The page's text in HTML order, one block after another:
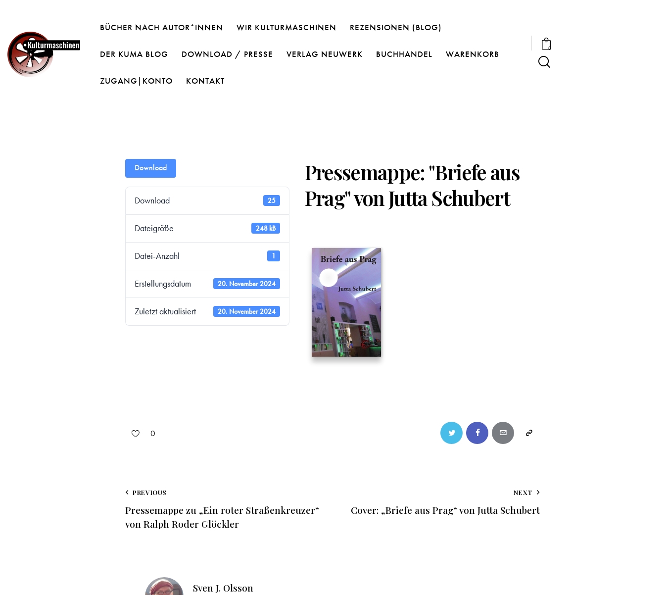
BÜCHER NACH AUTOR*INNEN WIR KULTURMASCHINEN REZENSIONEN (BLOG)
DER KUMA BLOG DOWNLOAD / PRESSE VERLAG NEUWERK BUCHHANDEL WARENKORB
ZUGANG|KONTO KONTAKT
0
Download
Download 25
Dateigröße 248 kB
Datei-Anzahl 1
Erstellungsdatum 20. November 2024
Zuletzt aktualisiert 20. November 2024
Pressemappe: "Briefe aus
Prag" von Jutta Schubert
0
PREVIOUS
Pressemappe zu „Ein roter Straßenkreuzer“
von Ralph Roder Glöckler
NEXT
Cover: „Briefe aus Prag“ von Jutta Schubert
Sven J. Olsson